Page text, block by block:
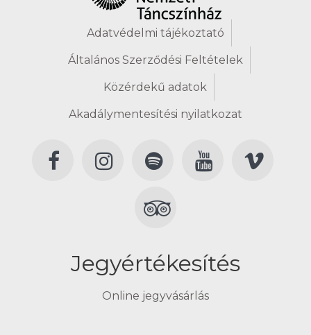
Adatvédelmi tájékoztató
Általános Szerződési Feltételek
Közérdekű adatok
Akadálymentesítési nyilatkozat
Jegyértékesítés
Online jegyvásárlás